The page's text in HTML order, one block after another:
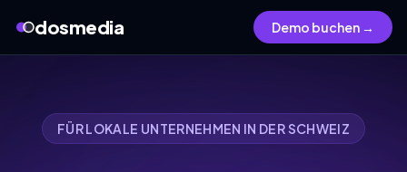
dosmedia Demo buchen →
FÜR LOKALE UNTERNEHMEN IN DER SCHWEIZ